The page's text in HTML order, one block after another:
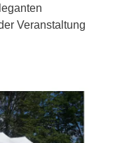
Veranstaltung